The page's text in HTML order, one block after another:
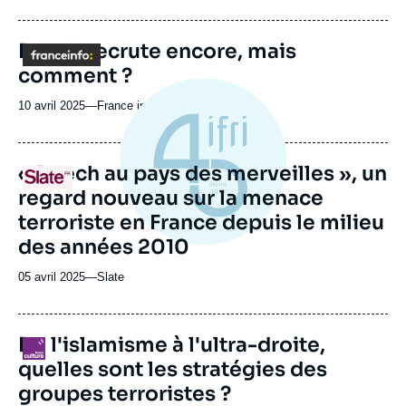
journal,
ou
émission
Logo
Daech recrute encore, mais
comment ?
10 avril 2025—Nom
journal,
ou
émission
France info
Logo
« Daech au pays des merveilles », un
regard nouveau sur la menace
terroriste en France depuis le milieu
des années 2010
05 avril 2025—Nom
journal,
ou
émission
Slate
Logo
De l'islamisme à l'ultra-droite,
quelles sont les stratégies des
groupes terroristes ?